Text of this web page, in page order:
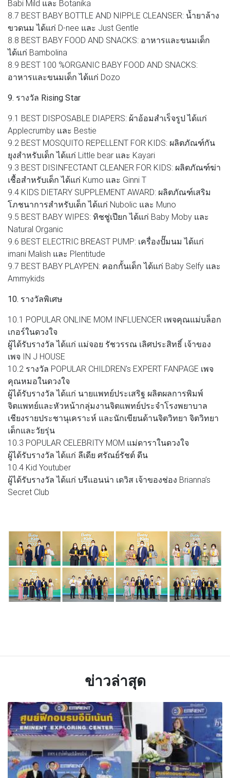
Babi Mild และ Botanika
8.7 BEST BABY BOTTLE AND NIPPLE CLEANSER: น้ำยาล้าง
ขวดนม ได้แก่ D-nee และ Just Gentle
8.8 BEST BABY FOOD AND SNACKS: อาหารและขนมเด็ก
ได้แก่ Bambolina
8.9 BEST 100 %ORGANIC BABY FOOD AND SNACKS:
อาหารและขนมเด็ก ได้แก่ Dozo
9. รางวัล Rising Star
9.1 BEST DISPOSABLE DIAPERS: ผ้าอ้อมสำเร็จรูป ได้แก่
Applecrumby และ Bestie
9.2 BEST MOSQUITO REPELLENT FOR KIDS: ผลิตภัณฑ์กัน
ยุงสำหรับเด็ก ได้แก่ Little bear และ Kayari
9.3 BEST DISINFECTANT CLEANER FOR KIDS: ผลิตภัณฑ์ฆ่า
เชื้อสำหรับเด็ก ได้แก่ Kumo และ Ginni T
9.4 KIDS DIETARY SUPPLEMENT AWARD: ผลิตภัณฑ์เสริม
โภชนาการสำหรับเด็ก ได้แก่ Nubolic และ Muno
9.5 BEST BABY WIPES: ทิชชู่เปียก ได้แก่ Baby Moby และ
Natural Organic
9.6 BEST ELECTRIC BREAST PUMP: เครื่องปั๊มนม ได้แก่
imani Malish และ Plentitude
9.7 BEST BABY PLAYPEN: คอกกั้นเด็ก ได้แก่ Baby Selfy และ
Ammykids
10. รางวัลพิเศษ
10.1 POPULAR ONLINE MOM INFLUENCER เพจคุณแม่บล็อก
เกอร์ในดวงใจ
ผู้ได้รับรางวัล ได้แก่ แม่จอย รัชวรรณ เลิศประสิทธิ์ เจ้าของ
เพจ IN J HOUSE
10.2 รางวัล POPULAR CHILDREN's EXPERT FANPAGE เพจ
คุณหมอในดวงใจ
ผู้ได้รับรางวัล ได้แก่ นายแพทย์ประเสริฐ ผลิตผลการพิมพ์
จิตแพทย์และหัวหน้ากลุ่มงานจิตแพทย์ประจำโรงพยาบาล
เชียงรายประชานุเคราะห์ และนักเขียนด้านจิตวิทยา จิตวิทยา
เด็กและวัยรุ่น
10.3 POPULAR CELEBRITY MOM แม่ดาราในดวงใจ
ผู้ได้รับรางวัล ได้แก่ ลีเดีย ศรัณย์รัชต์ ดีน
10.4 Kid Youtuber
ผู้ได้รับรางวัล ได้แก่ บรีแอนน่า เดวิส เจ้าของช่อง Brianna’s
Secret Club
ข่าวล่าสุด